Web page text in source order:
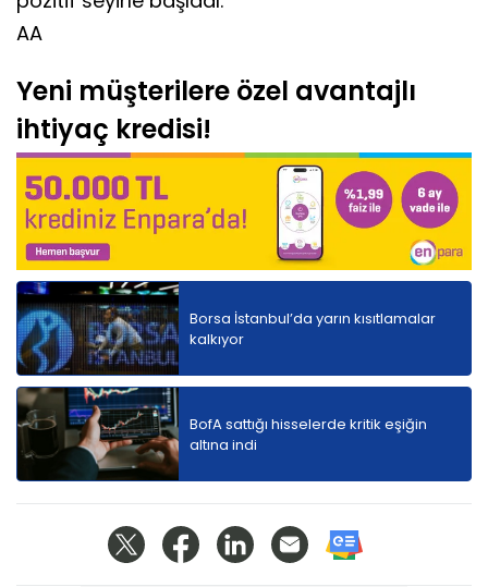
AA
Yeni müşterilere özel avantajlı
ihtiyaç kredisi!
Borsa İstanbul’da yarın kısıtlamalar
kalkıyor
BofA sattığı hisselerde kritik eşiğin
altına indi